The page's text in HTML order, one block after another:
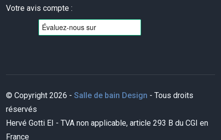
Votre avis compte :
© Copyright 2026 - Salle de bain Design - Tous droits
réservés
Hervé Gotti EI - TVA non applicable, article 293 B du CGI en
France